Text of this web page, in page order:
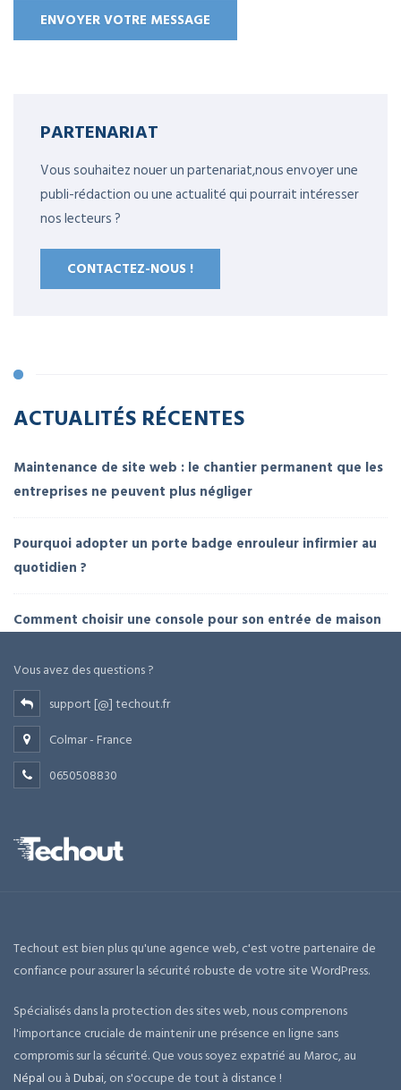
PARTENARIAT
Vous souhaitez nouer un partenariat,nous envoyer une
publi-rédaction ou une actualité qui pourrait intéresser
nos lecteurs ?
CONTACTEZ-NOUS !
ACTUALITÉS RÉCENTES
Maintenance de site web : le chantier permanent que les
entreprises ne peuvent plus négliger
Pourquoi adopter un porte badge enrouleur infirmier au
quotidien ?
Comment choisir une console pour son entrée de maison
Vous avez des questions ?
support [@] techout.fr
Colmar - France
0650508830
Techout est bien plus qu'une agence web, c'est votre partenaire de
confiance pour assurer la sécurité robuste de votre site WordPress.
Spécialisés dans la protection des sites web, nous comprenons
l'importance cruciale de maintenir une présence en ligne sans
compromis sur la sécurité. Que vous soyez expatrié au Maroc, au
Népal ou àDubai, on s'occupe de tout à distance !